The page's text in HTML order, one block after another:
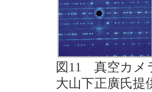
図11 真空カメ
大山下正廣氏提